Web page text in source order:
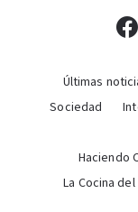
Últimas
Sociedad
Haciendo
La Cocina del